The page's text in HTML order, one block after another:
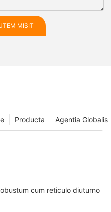
MISIT
Agentia Globalis
Producta